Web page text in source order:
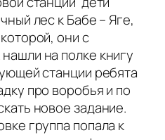
лес к Бабе – Яге,
они с
на полке книгу
станции ребята
про воробья и по
новое задание.
группа попала к